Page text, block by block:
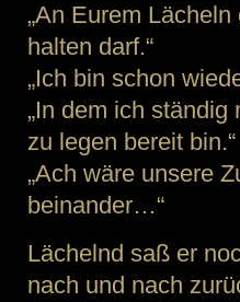
„An Eurem
halten darf.“
„Ich bin schon
„In dem ich
zu legen bereit bin.“
„Ach wäre unsere
beinander…“
Lächelnd saß er
nach und nach